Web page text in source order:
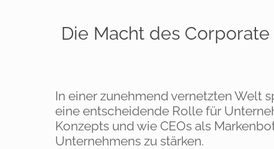
Die Macht des
In einer zunehmend vernetzten Welt
eine entscheidende Rolle für
Konzepts und wie CEOs als
Unternehmens zu stärken.